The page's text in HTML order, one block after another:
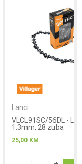
Lanci
VLCL91SC/56DL -
1.3mm, 28 zuba
25,00 KM